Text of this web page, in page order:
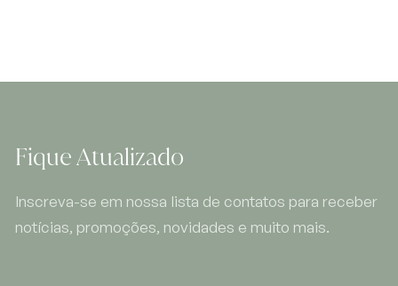
Fique Atualizado
Inscreva-se em nossa lista de contatos para receber
notícias, promoções, novidades e muito mais.